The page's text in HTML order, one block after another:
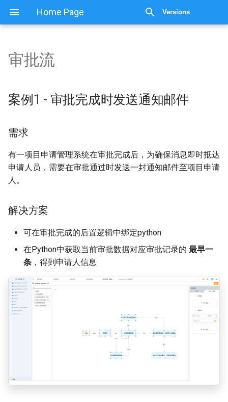
Home Page Versions
审批流
案例1 - 审批完成时发送通
知邮件
需求
解决方案
显示源代码
审批流
案例1 - 审批完成时发送通知邮件
需求
有一项目申请管理系统在审批完成后，为确保消息即时抵达
申请人员，需要在审批通过时发送一封通知邮件至项目申请
人。
解决方案
可在审批完成的后置逻辑中绑定python
在Python中获取当前审批数据对应审批记录的 最早一
条 ，得到申请人信息